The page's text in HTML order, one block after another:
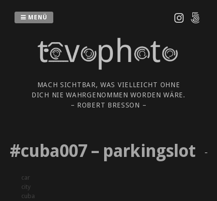
Inhalt
MACH SICHTBAR, WAS VIELLEICHT OHNE
DICH NIE WAHRGENOMMEN WORDEN WÄRE.
– ROBERT BRESSON –
MENÜ
#cuba007 – parkingslot
car
city
cuba